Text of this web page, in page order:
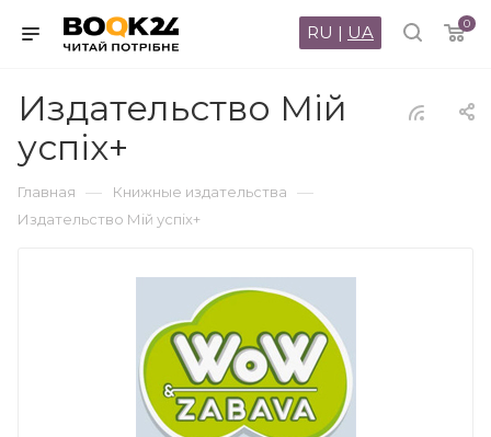
0
RU | UA
Издательство Мій
успіх+
Главная — Книжные издательства —
Издательство Мій успіх+